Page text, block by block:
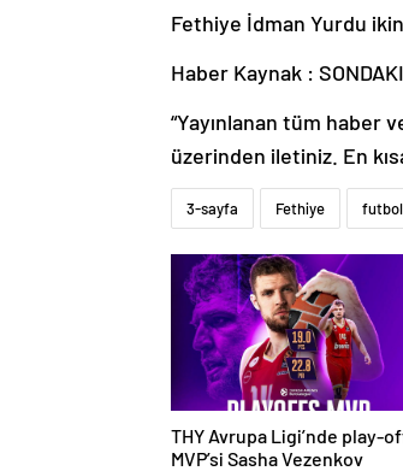
Fethiye İdman Yurdu
Haber Kaynak :
“Yayınlanan tüm haber
üzerinden iletiniz. En
3-sayfa Fethiye futbol
THY Avrupa Ligi’nde play-
MVP’si Sasha Vezenkov